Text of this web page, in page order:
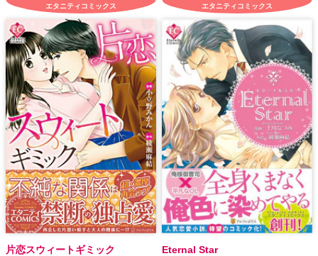
エタニティコミックス
片恋スウィートギミック
エタニティコミックス
Eternal Star